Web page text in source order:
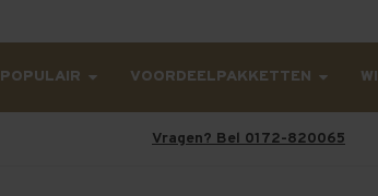
POPULAIR VOORDEELPAKKETTEN
Vragen? Bel 0172-820065